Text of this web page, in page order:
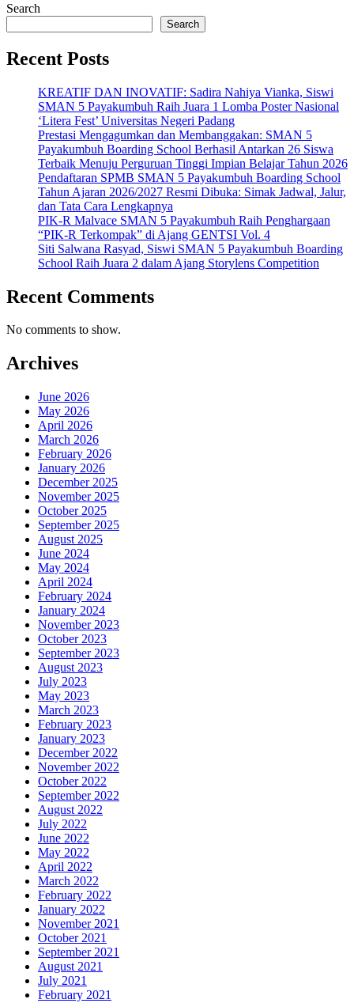
Search
Search
Recent Posts
KREATIF DAN INOVATIF: Sadira Nahiya Vianka, Siswi
SMAN 5 Payakumbuh Raih Juara 1 Lomba Poster Nasional
‘Litera Fest’ Universitas Negeri Padang
Prestasi Mengagumkan dan Membanggakan: SMAN 5
Payakumbuh Boarding School Berhasil Antarkan 26 Siswa
Terbaik Menuju Perguruan Tinggi Impian Belajar Tahun 2026
Pendaftaran SPMB SMAN 5 Payakumbuh Boarding School
Tahun Ajaran 2026/2027 Resmi Dibuka: Simak Jadwal, Jalur,
dan Tata Cara Lengkapnya
PIK-R Malvace SMAN 5 Payakumbuh Raih Penghargaan
“PIK-R Terkompak” di Ajang GENTSI Vol. 4
Siti Salwana Rasyad, Siswi SMAN 5 Payakumbuh Boarding
School Raih Juara 2 dalam Ajang Storylens Competition
Recent Comments
No comments to show.
Archives
June 2026
May 2026
April 2026
March 2026
February 2026
January 2026
December 2025
November 2025
October 2025
September 2025
August 2025
June 2024
May 2024
April 2024
February 2024
January 2024
November 2023
October 2023
September 2023
August 2023
July 2023
May 2023
March 2023
February 2023
January 2023
December 2022
November 2022
October 2022
September 2022
August 2022
July 2022
June 2022
May 2022
April 2022
March 2022
February 2022
January 2022
November 2021
October 2021
September 2021
August 2021
July 2021
February 2021